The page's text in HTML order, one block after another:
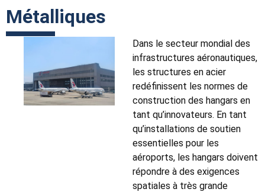
Métalliques
Dans le secteur mondial des
infrastructures aéronautiques,
les structures en acier
redéfinissent les normes de
construction des hangars en
tant qu’innovateurs. En tant
qu’installations de soutien
essentielles pour les
aéroports, les hangars doivent
répondre à des exigences
spatiales à très grande